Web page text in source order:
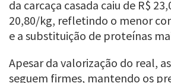
da carcaça casada caiu de R$
20,80/kg, refletindo o menor
e a substituição de proteínas
Apesar da valorização do real,
seguem firmes, mantendo os